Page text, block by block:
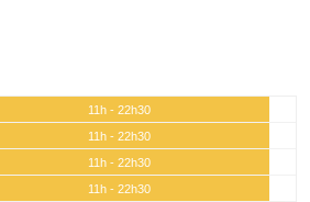
11h - 22h30
11h - 22h30
11h - 22h30
11h - 22h30